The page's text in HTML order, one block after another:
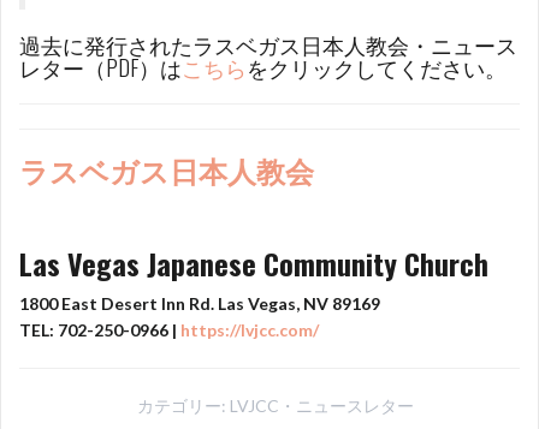
過去に発行されたラスベガス日本人教会・ニュース
レター（PDF）はこちらをクリックしてください。
ラスベガス日本人教会
Las Vegas Japanese Community Church
1800 East Desert Inn Rd. Las Vegas, NV 89169
TEL: 702-250-0966 | https://lvjcc.com/
カテゴリー: LVJCC・ニュースレター